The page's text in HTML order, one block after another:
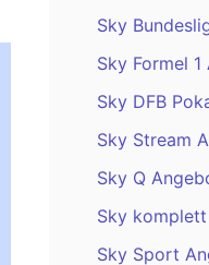
Sky
Sky Formel
Sky DFB
Sky Stream
Sky Q
Sky
Sky Sport